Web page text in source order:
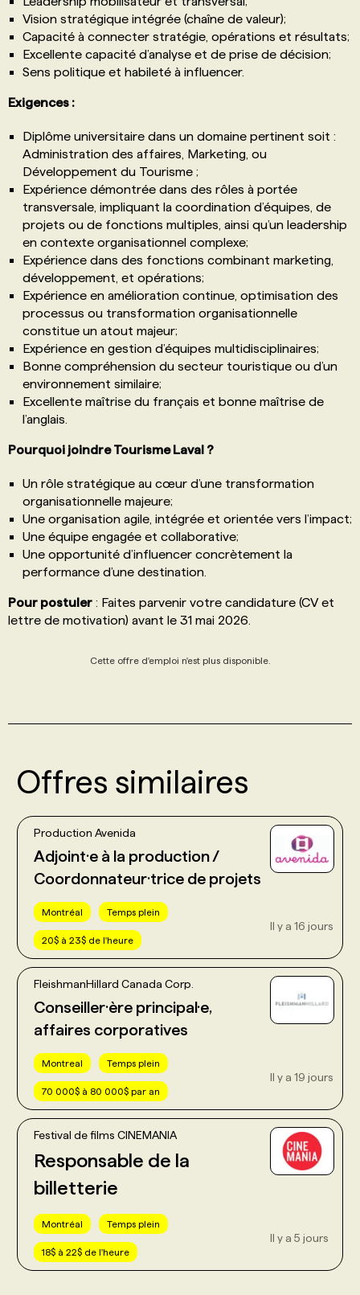
Vision stratégique intégrée (chaîne de valeur);
Capacité à connecter stratégie, opérations et résultats;
Excellente capacité d’analyse et de prise de décision;
Sens politique et habileté à influencer.
Exigences :
Diplôme universitaire dans un domaine pertinent soit :
Administration des affaires, Marketing, ou
Développement du Tourisme ;
Expérience démontrée dans des rôles à portée
transversale, impliquant la coordination d’équipes, de
projets ou de fonctions multiples, ainsi qu’un leadership
en contexte organisationnel complexe;
Expérience dans des fonctions combinant marketing,
développement, et opérations;
Expérience en amélioration continue, optimisation des
processus ou transformation organisationnelle
constitue un atout majeur;
Expérience en gestion d’équipes multidisciplinaires;
Bonne compréhension du secteur touristique ou d’un
environnement similaire;
Excellente maîtrise du français et bonne maîtrise de
l’anglais.
Pourquoi joindre Tourisme Laval ?
Un rôle stratégique au cœur d’une transformation
organisationnelle majeure;
Une organisation agile, intégrée et orientée vers l’impact;
Une équipe engagée et collaborative;
Une opportunité d’influencer concrètement la
performance d’une destination.
Pour postuler : Faites parvenir votre candidature (CV et
lettre de motivation) avant le 31 mai 2026.
Cette offre d'emploi n'est plus disponible.
Offres similaires
Production Avenida
Adjoint·e à la production /
Coordonnateur·trice de projets
Montréal Temps plein
20$ à 23$ de l'heure
Il y a 16 jours
FleishmanHillard Canada Corp.
Conseiller·ère principal·e,
affaires corporatives
Montreal Temps plein
70 000$ à 80 000$ par an
Il y a 19 jours
Festival de films CINEMANIA
Responsable de la
billetterie
Montréal Temps plein
18$ à 22$ de l'heure
Il y a 5 jours